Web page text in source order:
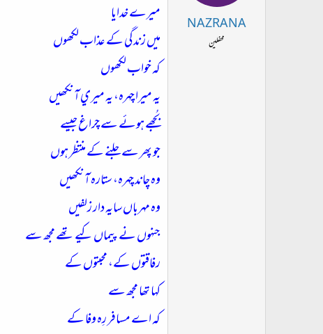
NAZRANA
محفلین
ميرے خدايا
ميں زندگي کے عذاب لکھوں
کہ خواب لکھوں
يہ ميرا چہرہ، يہ ميري آنکھيں
بُجھے ہوئے سے چراغ جيسے
جو پھر سے جلنے کے منتظر ہوں
وہ چاند چہرہ، ستارہ آنکھيں
وہ مہرباں سايہ دار زلفيں
جنہوں نے پيماں کيے تھے مجھ سے
رفاقتوں کے، محبتوں کے
کہا تھا مجھ سے
کہ اے مسافر رِہ وفا کے